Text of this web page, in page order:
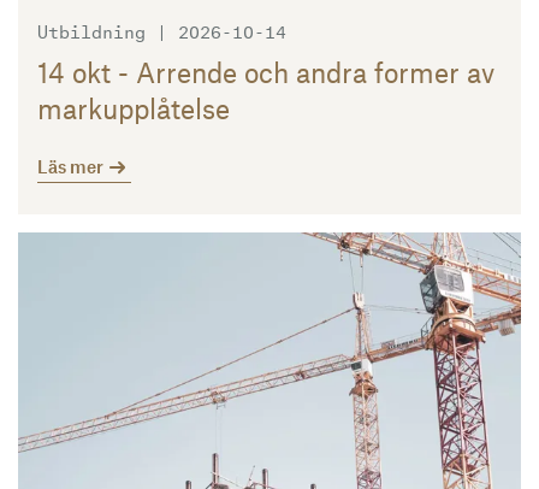
Utbildning | 2026-10-14
14 okt - Arrende och andra former av
markupplåtelse
Läs mer